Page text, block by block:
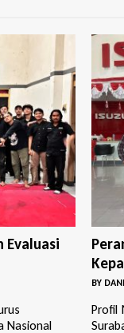
bisnis
BY
Profil